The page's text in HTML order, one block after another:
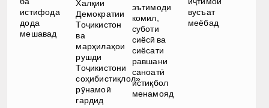
истифода
дода
мешавад
Халқии
Демократии
Тоҷикистон
ва
марҳилаҳои
рушди
Тоҷикистони
соҳибистиқлол»
рӯнамоӣ
гардид
эътимоди
комил,
суботи
сиёсӣ ва
сиёсати
равшани
саноатӣ
истиқбол
менамояд
вусъат
меёбад